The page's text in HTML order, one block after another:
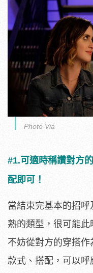
Photo Via
#1.可適時稱讚對方
配即可！
當結束完基本的招
熟的類型，很可能
不妨從對方的穿搭作
款式、搭配，可以